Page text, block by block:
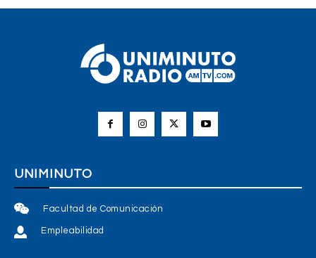
UNIMINUTO
Facultad de Comunicación
Empleabilidad